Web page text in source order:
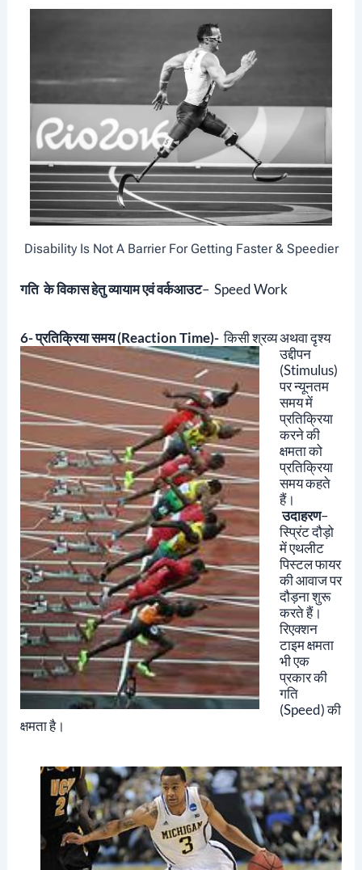
Disability Is Not A Barrier For Getting Faster & Speedier
गतिके विकास हेतु व्यायाम एवं वर्कआउट– Speed Work
6- प्रतिक्रिया समय (Reaction Time)-किसी श्रव्य अथवा दृश्य
उद्दीपन
(stimulus)
पर न्यूनतम
समय में
प्रतिक्रिया
करने की
क्षमता को
प्रतिक्रिया
समय कहते
हैं।
उदाहरण–
स्प्रिंट दौड़ो
में एथलीट
पिस्टल फायर
की आवाज पर
दौड़ना शुरू
करते हैं।
रिएक्शन
टाइम क्षमता
भी एक
प्रकार की
गति
(speed) की
क्षमता है।